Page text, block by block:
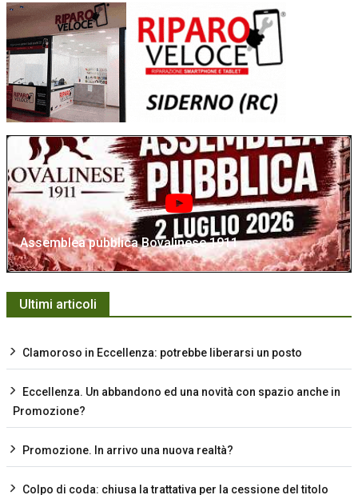
Assemblea pubblica Bovalinese 1911
Ultimi articoli
Clamoroso in Eccellenza: potrebbe liberarsi un posto
Eccellenza. Un abbandono ed una novità con spazio anche in
Promozione?
Promozione. In arrivo una nuova realtà?
Colpo di coda: chiusa la trattativa per la cessione del titolo